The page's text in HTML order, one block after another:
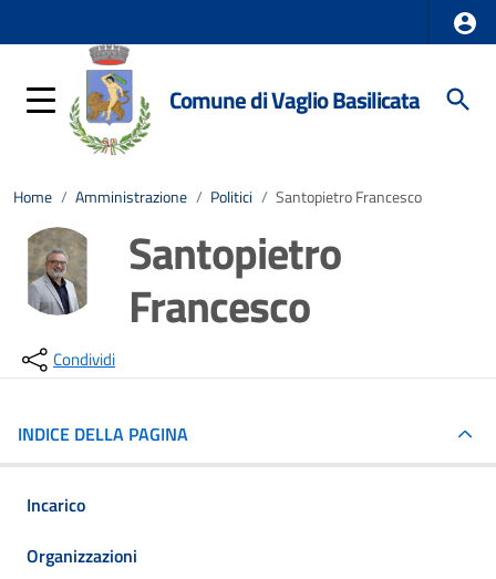
Comune di Vaglio Basilicata
Home / Amministrazione / Politici / Santopietro Francesco
Santopietro
Francesco
Condividi
INDICE DELLA PAGINA
Incarico
Organizzazioni